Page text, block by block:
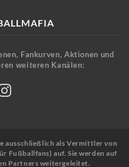
Fankurven, Aktionen und
weiteren Kanälen:
ausschließlich als Vermittler von
Fußballfans) auf. Sie werden auf
Partners weitergeleitet.